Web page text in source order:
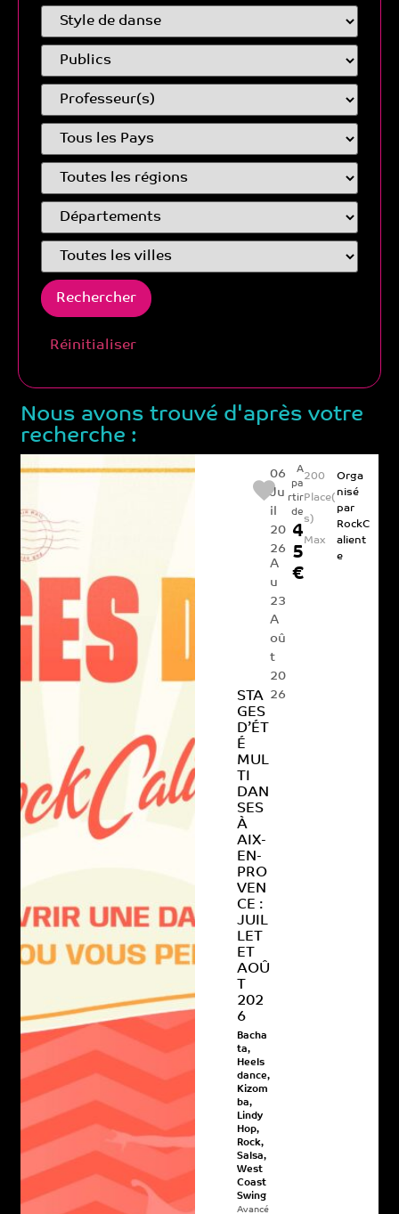
Réinitialiser
Nous avons trouvé d'après votre
recherche :
STA
GES
D’ÉT
É
MUL
TI
DAN
SES
À
AIX-
EN-
PRO
VEN
CE :
JUIL
LET
ET
AOÛ
T
202
6
Bacha
ta,
Heels
dance,
Kizom
ba,
Lindy
Hop,
Rock,
Salsa,
West
Coast
Swing
Avancé
06
Ju
il
20
26
A
u
23
A
oû
t
20
26
A
pa
rtir
de
4
5
€
200
Place(
s)
Max
Orga
nisé
par
RockC
alient
e